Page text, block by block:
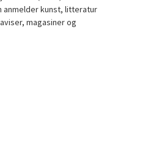
anmelder kunst, litteratur
magasiner og